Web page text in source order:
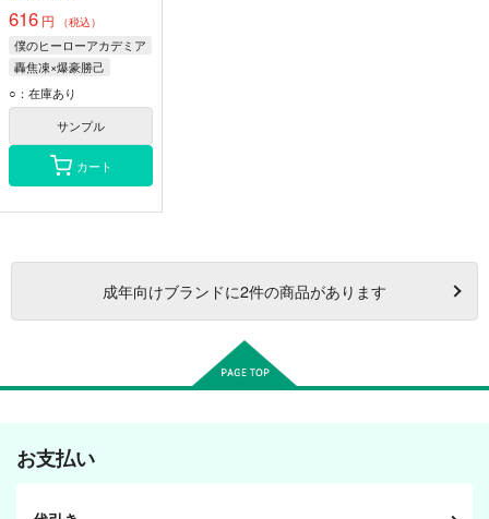
616 円 （税込）
僕のヒーローアカデミア
轟焦凍×爆豪勝己
轟焦凍
爆豪勝己
○：在庫あり
サンプル
カート
成年向けブランドに2件の商品があります
お支払い